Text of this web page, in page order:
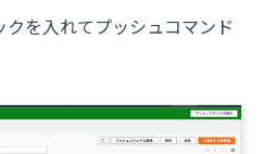
を入れてプッシュコマンド